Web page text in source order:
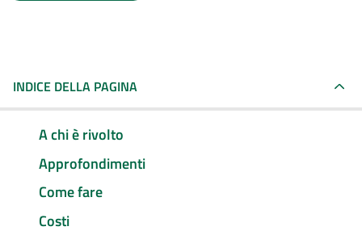
INDICE DELLA PAGINA
A chi è rivolto
Approfondimenti
Come fare
Costi